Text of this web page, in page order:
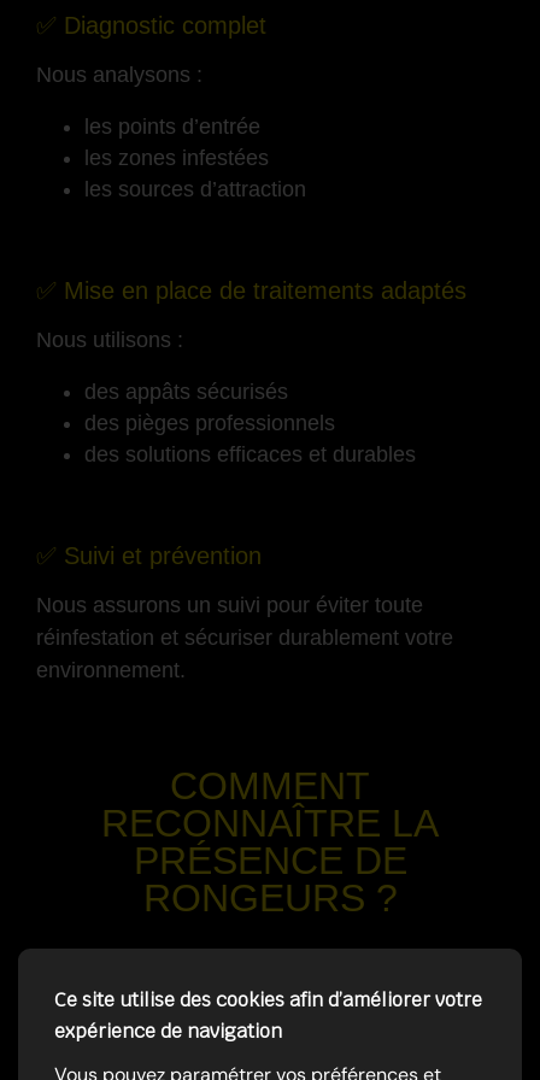
✅ Diagnostic complet
Nous analysons :
les points d’entrée
les zones infestées
les sources d’attraction
✅ Mise en place de traitements adaptés
Nous utilisons :
des appâts sécurisés
des pièges professionnels
des solutions efficaces et durables
✅ Suivi et prévention
Nous assurons un suivi pour éviter toute
réinfestation et sécuriser durablement votre
environnement.
COMMENT
RECONNAÎTRE LA
PRÉSENCE DE
RONGEURS ?
✅ Bruits dans les murs ou plafonds
Grattements, déplacements, surtout la nuit.
Ce site utilise des cookies afin d’améliorer votre
expérience de navigation
Vous pouvez paramétrer vos préférences et